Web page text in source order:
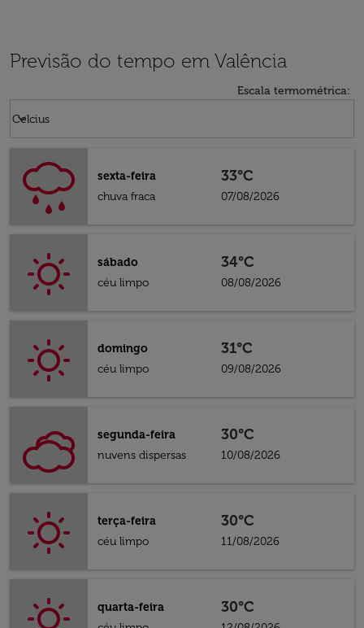
Previsão do tempo em Valência
Escala termométrica:
Celcius
keyboard_arrow_down
sexta-feira
chuva fraca
33°C
07/08/2026
sábado
céu limpo
34°C
08/08/2026
domingo
céu limpo
31°C
09/08/2026
segunda-feira
nuvens dispersas
30°C
10/08/2026
terça-feira
céu limpo
30°C
11/08/2026
quarta-feira
30°C